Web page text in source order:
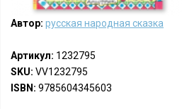
Автор: русская народная сказка
Артикул: 1232795
SKU: VV1232795
ISBN: 9785604345603